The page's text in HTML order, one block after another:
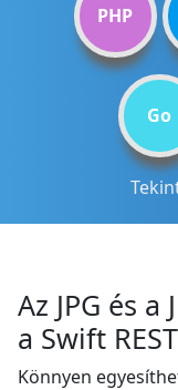
PHP
Go
Az JPG és a
a Swift
Könnyen